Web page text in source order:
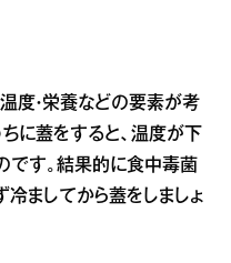
度・栄養などの要素が考
に蓋をすると、温度が下
です。結果的に食中毒菌
ましてから蓋をしましょ